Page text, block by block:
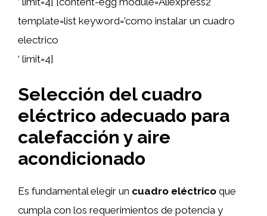
template=list keyword=’como instalar un cuadro
electrico
‘ limit=4]
Selección del cuadro
eléctrico adecuado para
calefacción y aire
acondicionado
Es fundamental elegir un cuadro eléctrico que
cumpla con los requerimientos de potencia y